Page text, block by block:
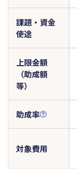
課題・資金
使途
上限金額
（助成額
等）
助成率
対象費用